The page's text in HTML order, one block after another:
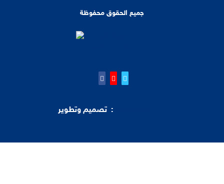
جميع الحقوق محفوظة
تصميم وتطوير :